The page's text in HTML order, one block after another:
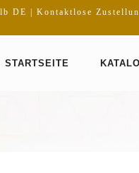
DE | Kontaktlose
STARTSEITE